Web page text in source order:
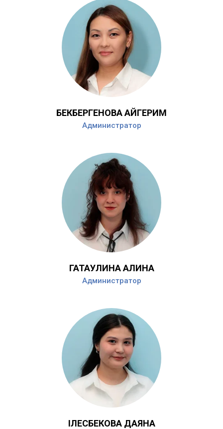
БЕКБЕРГЕНОВА АЙГЕРИМ
Администратор
ГАТАУЛИНА АЛИНА
Администратор
ІЛЕСБЕКОВА ДАЯНА